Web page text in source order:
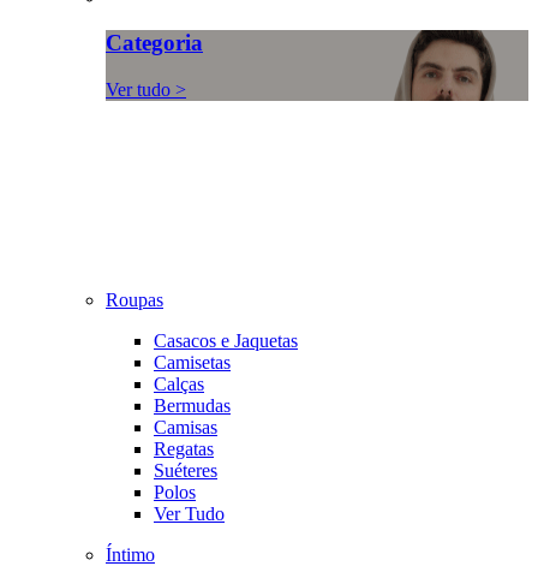
Categoria
Ver tudo >
Roupas
Casacos e Jaquetas
Camisetas
Calças
Bermudas
Camisas
Regatas
Suéteres
Polos
Ver Tudo
Íntimo